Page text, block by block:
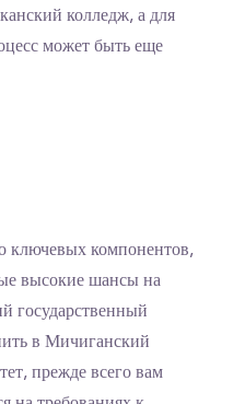
колледж, а для
может быть еще
ключевых компонентов,
высокие шансы на
государственный
в Мичиганский
прежде всего вам